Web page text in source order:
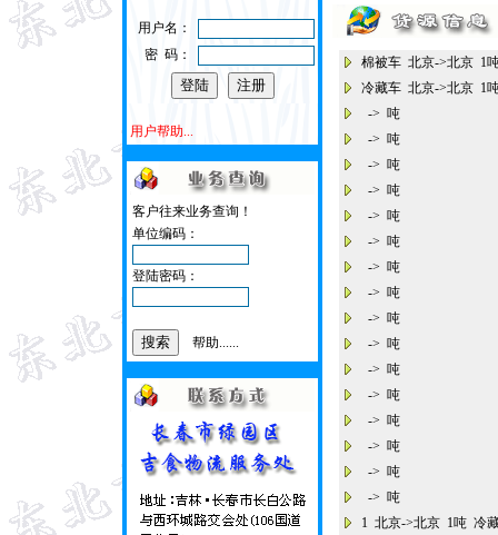
用户名：
密 码：
用户帮助...
客户往来业务查询！
单位编码：
登陆密码：
帮助......
棉被车 北京->北京 1
冷藏车 北京->北京 1
-> 吨
-> 吨
-> 吨
-> 吨
-> 吨
-> 吨
-> 吨
-> 吨
-> 吨
-> 吨
-> 吨
-> 吨
-> 吨
-> 吨
-> 吨
-> 吨
1 北京->北京 1吨 冷